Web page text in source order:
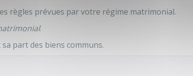
règles prévues par votre régime matrimonial.
.
part des biens communs.